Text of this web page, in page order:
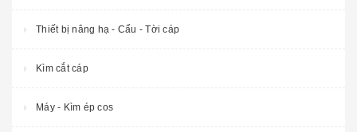
Thiết bị nâng hạ - Cẩu - Tời cáp
Kìm cắt cáp
Máy - Kìm ép cos